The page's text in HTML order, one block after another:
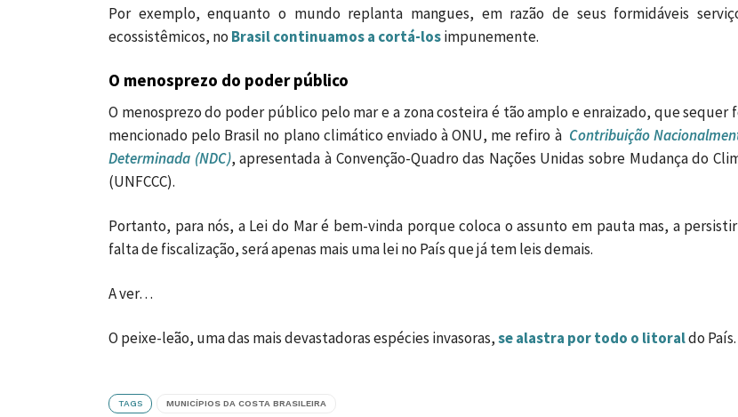
Por exemplo, enquanto o mundo replanta mangues, em razão de seus formidáveis
ecossistêmicos, no Brasil continuamos a cortá-losimpunemente.
O menosprezo do poder público
O menosprezo do poder público pelo mar e a zona costeira é tão amplo e enraizado, que sequer
mencionado pelo Brasil no plano climático enviado à ONU, me refiro à Contribuição
Determinada (NDC), apresentada à Convenção-Quadro das Nações Unidas sobre Mudança do
(UNFCCC).
Portanto, para nós, a Lei do Mar é bem-vinda porque coloca o assunto em pauta mas, a
falta de fiscalização, será apenas mais uma lei no País que já tem leis demais.
A ver…
O peixe-leão, uma das mais devastadoras espécies invasoras,se alastra por todo o litoraldo País.
TAGS MUNICÍPIOS DA COSTA BRASILEIRA